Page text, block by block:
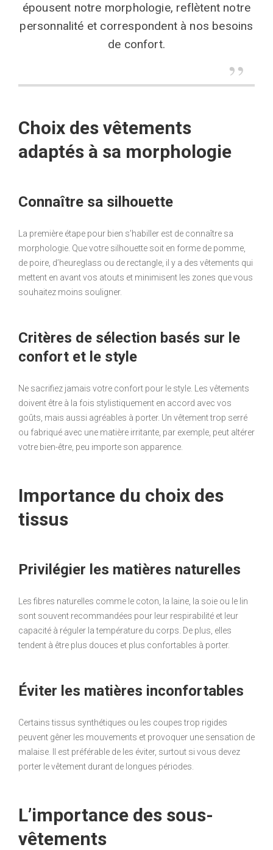
épousent notre morphologie, reflètent notre
personnalité et correspondent à nos besoins
de confort.
Choix des vêtements
adaptés à sa morphologie
Connaître sa silhouette
La première étape pour bien s’habiller est de connaître sa
morphologie. Que votre silhouette soit en forme de pomme,
de poire, d’heureglass ou de rectangle, il y a des vêtements qui
mettent en avant vos atouts et minimisent les zones que vous
souhaitez moins souligner.
Critères de sélection basés sur le
confort et le style
Ne sacrifiez jamais votre confort pour le style. Les vêtements
doivent être à la fois stylistiquement en accord avec vos
goûts, mais aussi agréables à porter. Un vêtement trop serré
ou fabriqué avec une matière irritante, par exemple, peut altérer
votre bien-être, peu importe son apparence.
Importance du choix des
tissus
Privilégier les matières naturelles
Les fibres naturelles comme le coton, la laine, la soie ou le lin
sont souvent recommandées pour leur respirabilité et leur
capacité à réguler la température du corps. De plus, elles
tendent à être plus douces et plus confortables à porter.
Éviter les matières inconfortables
Certains tissus synthétiques ou les coupes trop rigides
peuvent gêner les mouvements et provoquer une sensation de
malaise. Il est préférable de les éviter, surtout si vous devez
porter le vêtement durant de longues périodes.
L’importance des sous-
vêtements